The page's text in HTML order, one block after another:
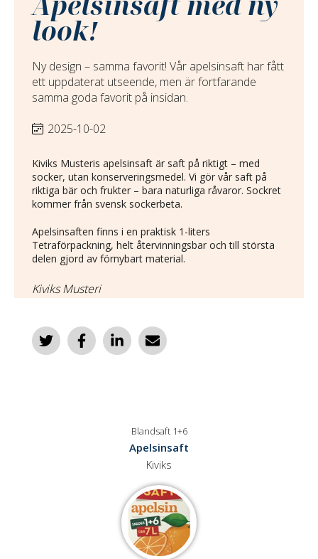
look!
Ny design – samma favorit! Vår apelsinsaft har fått
ett uppdaterat utseende, men är fortfarande
samma goda favorit på insidan.
2025-10-02
Kiviks Musteris apelsinsaft är saft på riktigt – med
socker, utan konserveringsmedel. Vi gör vår saft på
riktiga bär och frukter – bara naturliga råvaror. Sockret
kommer från svensk sockerbeta.
Apelsinsaften finns i en praktisk 1-liters
Tetraförpackning, helt återvinningsbar och till största
delen gjord av förnybart material.
Kiviks Musteri
Blandsaft 1+6
Apelsinsaft
Kiviks